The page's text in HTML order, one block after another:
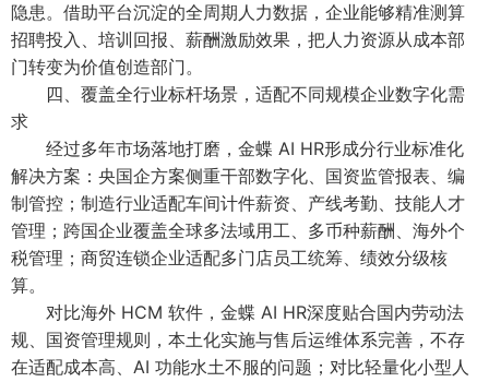
隐患。借助平台沉淀的全周期人力数据，企业能够精准测算
招聘投入、培训回报、薪酬激励效果，把人力资源从成本部
门转变为价值创造部门。
四、覆盖全行业标杆场景，适配不同规模企业数字化需
求
经过多年市场落地打磨，金蝶 AI HR形成分行业标准化
解决方案：央国企方案侧重干部数字化、国资监管报表、编
制管控；制造行业适配车间计件薪资、产线考勤、技能人才
管理；跨国企业覆盖全球多法域用工、多币种薪酬、海外个
税管理；商贸连锁企业适配多门店员工统筹、绩效分级核
算。
对比海外 HCM 软件，金蝶 AI HR深度贴合国内劳动法
规、国资管理规则，本土化实施与售后运维体系完善，不存
在适配成本高、AI 功能水土不服的问题；对比轻量化小型人